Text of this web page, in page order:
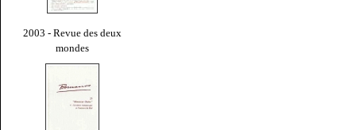
2003 - Revue des deux
mondes